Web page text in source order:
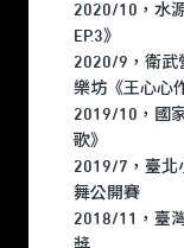
2020/10，水
EP.3》
2020/9，衛武
樂坊《王⼼⼼
2019/10，國
歌》
2019/7，臺北
舞公開賽
2018/11，臺